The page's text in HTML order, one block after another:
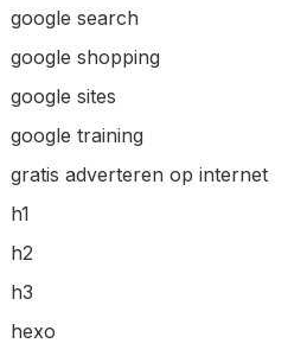
google search
google shopping
google sites
google training
gratis adverteren op internet
h1
h2
h3
hexo